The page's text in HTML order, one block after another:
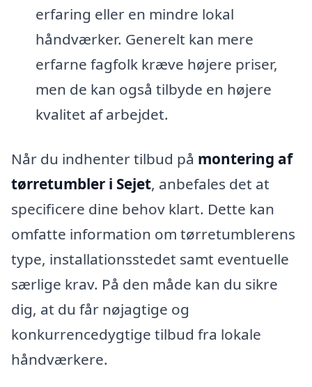
erfaring eller en mindre lokal
håndværker. Generelt kan mere
erfarne fagfolk kræve højere priser,
men de kan også tilbyde en højere
kvalitet af arbejdet.
Når du indhenter tilbud på montering af
tørretumbler i Sejet, anbefales det at
specificere dine behov klart. Dette kan
omfatte information om tørretumblerens
type, installationsstedet samt eventuelle
særlige krav. På den måde kan du sikre
dig, at du får nøjagtige og
konkurrencedygtige tilbud fra lokale
håndværkere.